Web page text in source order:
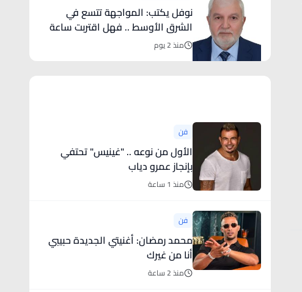
نوفل يكتب: المواجهة تتسع في
الشرق الأوسط .. فهل اقتربت ساعة
التغيير والتحرير؟
منذ 2 يوم
فن
الأول من نوعه .. "غينيس" تحتفي
بإنجاز عمرو دياب
منذ 1 ساعة
فن
محمد رمضان: أغنيتي الجديدة حبيبي
أنا من غيرك
منذ 2 ساعة